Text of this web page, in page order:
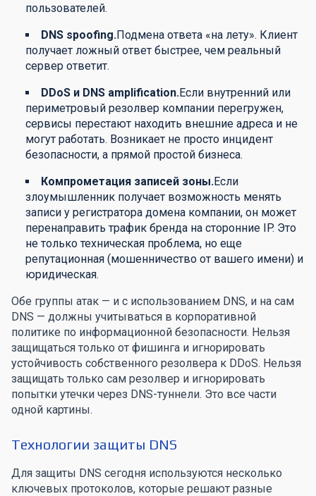
пользователей.
DNS spoofing.Подмена ответа «на лету». Клиент
получает ложный ответ быстрее, чем реальный
сервер ответит.
DDoS и DNS amplification.Если внутренний или
периметровый резолвер компании перегружен,
сервисы перестают находить внешние адреса и не
могут работать. Возникает не просто инцидент
безопасности, а прямой простой бизнеса.
Компрометация записей зоны.Если
злоумышленник получает возможность менять
записи у регистратора домена компании, он может
перенаправить трафик бренда на сторонние IP. Это
не только техническая проблема, но еще
репутационная (мошенничество от вашего имени) и
юридическая.
Обе группы атак — и с использованием DNS, и на сам
DNS — должны учитываться в корпоративной
политике по информационной безопасности. Нельзя
защищаться только от фишинга и игнорировать
устойчивость собственного резолвера к DDoS. Нельзя
защищать только сам резолвер и игнорировать
попытки утечки через DNS-туннели. Это все части
одной картины.
Технологии защиты DNS
Для защиты DNS сегодня используются несколько
ключевых протоколов, которые решают разные